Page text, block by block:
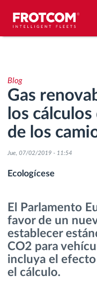
Análisis de la
Seguimiento del
Gestión de plantilla
Gestión de
Planificación y
Identificación
Blog
Gas
los
de los
Jue, 07/02/2019 - 11:54
Ecologícese
El Parlamento
favor de un
establecer
CO2 para
incluya el
el cálculo.